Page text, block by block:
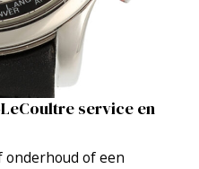
service en
of een